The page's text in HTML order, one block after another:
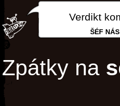
Verdikt
ŠÉF
Zpátky na